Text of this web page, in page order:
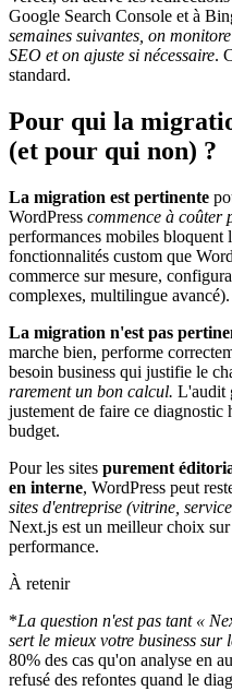
Google Search Console et à
semaines suivantes, on
SEO et on ajuste si nécessaire.
standard.
Pour qui la
(et pour qui non) ?
La migration est pertinente
WordPress commence à coûter
performances mobiles
fonctionnalités custom que
commerce sur mesure,
complexes, multilingue avancé).
La migration n'est pas
marche bien, performe
besoin business qui justifie le
rarement un bon calcul. L'audit
justement de faire ce diagnostic
budget.
Pour les sites purement
en interne, WordPress peut
sites d'entreprise (vitrine,
Next.js est un meilleur choix
performance.
À retenir
*La question n'est pas tant «
sert le mieux votre business sur
80% des cas qu'on analyse en
refusé des refontes quand le